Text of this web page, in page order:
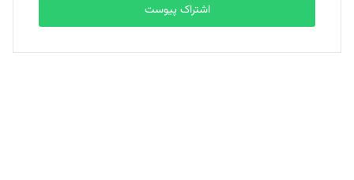
بابک نقاش
تحریریه
اشتراک پیوست